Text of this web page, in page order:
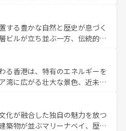
国の多彩な魅力を心ゆくまで味
てほしい。 なお、新着の韓国情報はコンテンツ一
づく。ハノイの古い町並みやホ
時代の建物も、独特の雰囲気を
ラエティの豊かさとおいしさで
、ベトナムコーヒーなどは、ぜ
地域を訪れてもあたたかい人々
で、きっと忘れられない旅にな
する豊かな自然と歴史が息づく
ビルが立ち並ぶ一方、伝統的な
部ではチェンマイなどの山岳地
ではプーケットやクラビの美し
楽しむことができる。タイ料理
で、どの季節にも異なる楽しみ
いタイの人々、仏教を中心とし
資源が、訪れる旅人を魅了し続
る香港は、特有のエネルギーを
湾に広がる壮大な景色、近未来
るはず。観光スポットが密集し
を回れるのも魅力。息をのむよ
まで、香港を存分に楽しみ尽く
化が融合した独自の魅力を放つ
築物が並ぶマリーナベイ、歴史